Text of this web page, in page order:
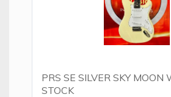
PRS SE SILVER SKY MOON
STOCK